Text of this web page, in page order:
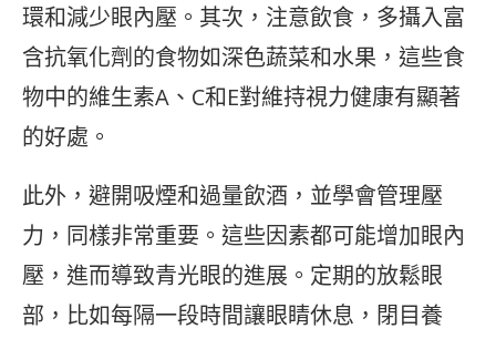
環和減少眼內壓。其次，注意飲食，多攝入富
含抗氧化劑的食物如深色蔬菜和水果，這些食
物中的維生素A、C和E對維持視力健康有顯著
的好處。
此外，避開吸煙和過量飲酒，並學會管理壓
力，同樣非常重要。這些因素都可能增加眼內
壓，進而導致青光眼的進展。定期的放鬆眼
部，比如每隔一段時間讓眼睛休息，閉目養